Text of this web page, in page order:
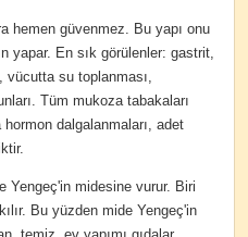
hemen güvenmez. Bu yapı onu
yapar. En sık görülenler: gastrit,
vücutta su toplanması,
Tüm mukoza tabakaları
hormon dalgalanmaları, adet
Yengeç'in midesine vurur. Biri
Bu yüzden mide Yengeç'in